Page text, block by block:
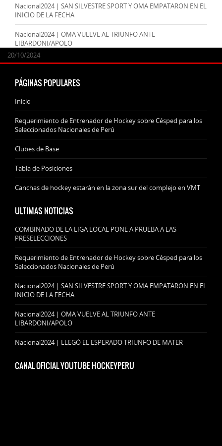
24/09/2025
07/11/2024
Nacional2024 | SAN SILVESTRE SPORT Y OMA EMPATARON EN EL
INICIO DE LA FECHA
20/10/2024
Nacional2024 | OMA VUELVE AL TRIUNFO ANTE
LIBARDONI/APOLO
20/10/2024
PÁGINAS POPULARES
Inicio
Requerimiento de Entrenador de Hockey sobre Césped para los
Seleccionados Nacionales de Perú
Clubes de Base
Tabla de Posiciones
Canchas de hockey estarán en la zona sur del complejo en VMT
ULTIMAS NOTICIAS
COMBINADO DE LA LIGA LOCAL PONE A PRUEBA A LAS
PRESELECCIONES
Requerimiento de Entrenador de Hockey sobre Césped para los
Seleccionados Nacionales de Perú
Nacional2024 | SAN SILVESTRE SPORT Y OMA EMPATARON EN EL
INICIO DE LA FECHA
Nacional2024 | OMA VUELVE AL TRIUNFO ANTE
LIBARDONI/APOLO
Nacional2024 | LLEGÓ EL ESPERADO TRIUNFO DE MATER
CANAL OFICIAL YOUTUBE HOCKEYPERU